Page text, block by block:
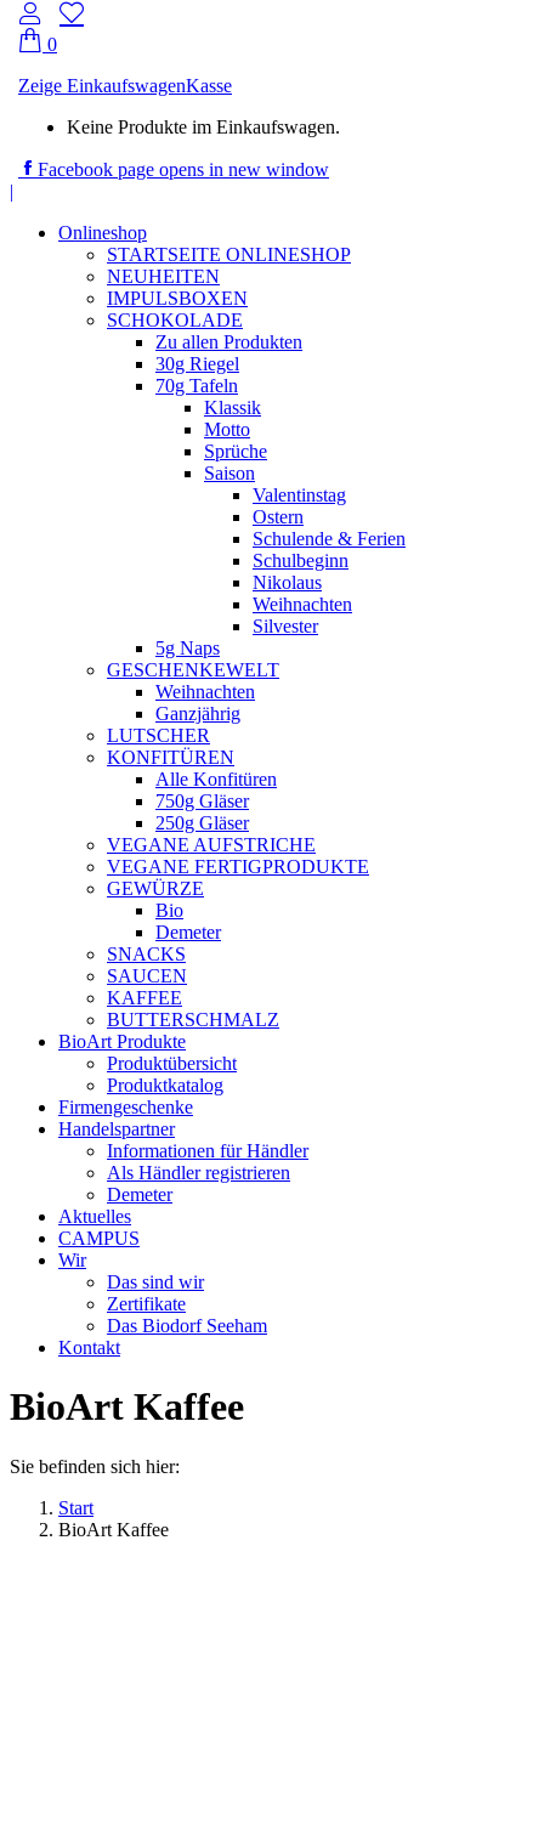
0
Zeige EinkaufswagenKasse
Keine Produkte im Einkaufswagen.
Facebook page opens in new window
|
Onlineshop
STARTSEITE ONLINESHOP
NEUHEITEN
IMPULSBOXEN
SCHOKOLADE
Zu allen Produkten
30g Riegel
70g Tafeln
Klassik
Motto
Sprüche
Saison
Valentinstag
Ostern
Schulende & Ferien
Schulbeginn
Nikolaus
Weihnachten
Silvester
5g Naps
GESCHENKEWELT
Weihnachten
Ganzjährig
LUTSCHER
KONFITÜREN
Alle Konfitüren
750g Gläser
250g Gläser
VEGANE AUFSTRICHE
VEGANE FERTIGPRODUKTE
GEWÜRZE
Bio
Demeter
SNACKS
SAUCEN
KAFFEE
BUTTERSCHMALZ
BioArt Produkte
Produktübersicht
Produktkatalog
Firmengeschenke
Handelspartner
Informationen für Händler
Als Händler registrieren
Demeter
Aktuelles
CAMPUS
Wir
Das sind wir
Zertifikate
Das Biodorf Seeham
Kontakt
BioArt Kaffee
Sie befinden sich hier:
Start
BioArt Kaffee